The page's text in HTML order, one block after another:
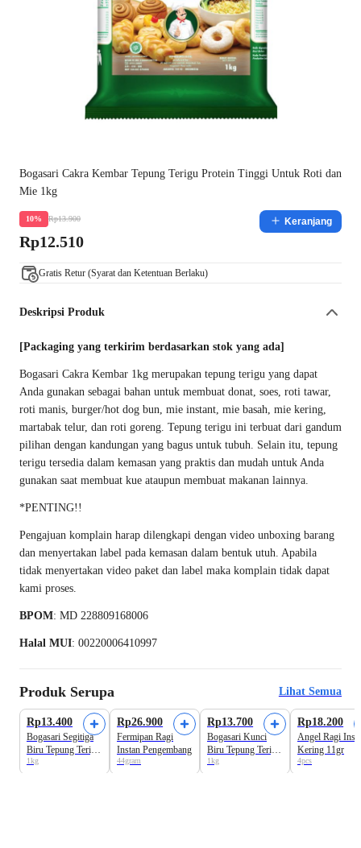
Bogasari Cakra Kembar Tepung Terigu Protein Tinggi Untuk Roti dan
Mie 1kg
10% Rp13.900
Rp12.510
Keranjang
Gratis Retur (Syarat dan Ketentuan Berlaku)
Deskripsi Produk
[Packaging yang terkirim berdasarkan stok yang ada]
Bogasari Cakra Kembar 1kg merupakan tepung terigu yang dapat
Anda gunakan sebagai bahan untuk membuat donat, soes, roti tawar,
roti manis, burger/hot dog bun, mie instant, mie basah, mie kering,
martabak telur, dan roti goreng. Tepung terigu ini terbuat dari gandum
pilihan dengan kandungan yang bagus untuk tubuh. Selain itu, tepung
terigu tersedia dalam kemasan yang praktis dan mudah untuk Anda
gunakan saat membuat kue ataupun membuat makanan lainnya.
*PENTING!!
Pengajuan komplain harap dilengkapi dengan video unboxing barang
dan menyertakan label pada kemasan dalam bentuk utuh. Apabila
tidak menyertakan video paket dan label maka komplain tidak dapat
kami proses.
BPOM: MD 228809168006
Halal MUI: 00220006410997
Produk Serupa Lihat Semua
Rp13.400
Bogasari Segitiga
Biru Tepung Terigu
Protein Sedang
1kg
Rp26.900
Fermipan Ragi
Instan Pengembang
44gram
Rp13.700
Bogasari Kunci
Biru Tepung Terigu
Premium Protein
1kg
Rp18.200
Angel Ragi
Kering 11gr
4pcs